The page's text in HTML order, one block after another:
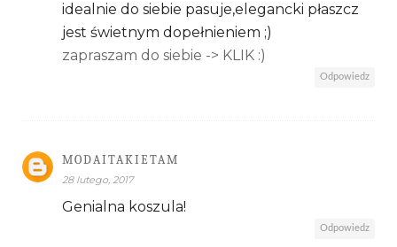
idealnie do siebie pasuje,elegancki płaszcz
jest świetnym dopełnieniem ;)
zapraszam do siebie -> KLIK :)
Odpowiedz
MODAITAKIETAM
28 lutego, 2017
Genialna koszula!
Odpowiedz